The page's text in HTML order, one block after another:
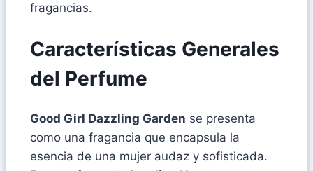
fragancias.
Características Generales
del Perfume
Good Girl Dazzling Garden se presenta
como una fragancia que encapsula la
esencia de una mujer audaz y sofisticada.